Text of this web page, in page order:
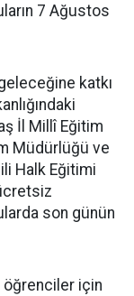
7 Ağustos
katkı
İl Millî Eğitim
Müdürlüğü ve
Halk Eğitimi
son günün
öğrenciler için